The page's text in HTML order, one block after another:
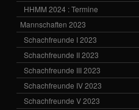
HHMM 2024 : Termine
Mannschaften 2023
Schachfreunde I 2023
Schachfreunde II 2023
Schachfreunde III 2023
Schachfreunde IV 2023
Schachfreunde V 2023